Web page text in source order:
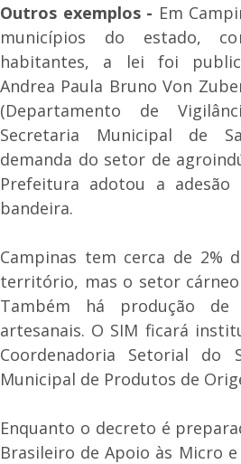
Outros exemplos - Em
municípios do estado,
habitantes, a lei foi
Andrea Paula Bruno Von
(Departamento de
Secretaria Municipal de
demanda do setor de
Prefeitura adotou a
bandeira.
Campinas tem cerca de 2%
território, mas o setor
Também há produção
artesanais. O SIM ficará
Coordenadoria Setorial do
Municipal de Produtos de
Enquanto o decreto é
Brasileiro de Apoio às Micro e